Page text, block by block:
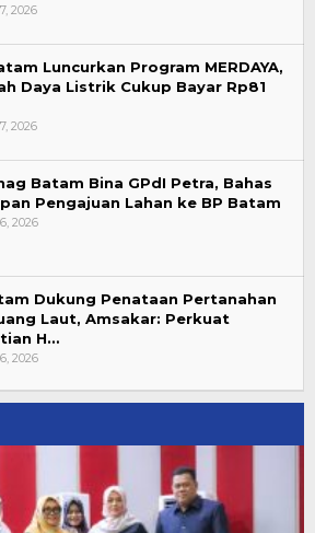
2026
Luncurkan Program MERDAYA,
Daya Listrik Cukup Bayar Rp81
2026
Batam Bina GPdI Petra, Bahas
Pengajuan Lahan ke BP Batam
2026
Dukung Penataan Pertanahan
Laut, Amsakar: Perkuat
H…
2026